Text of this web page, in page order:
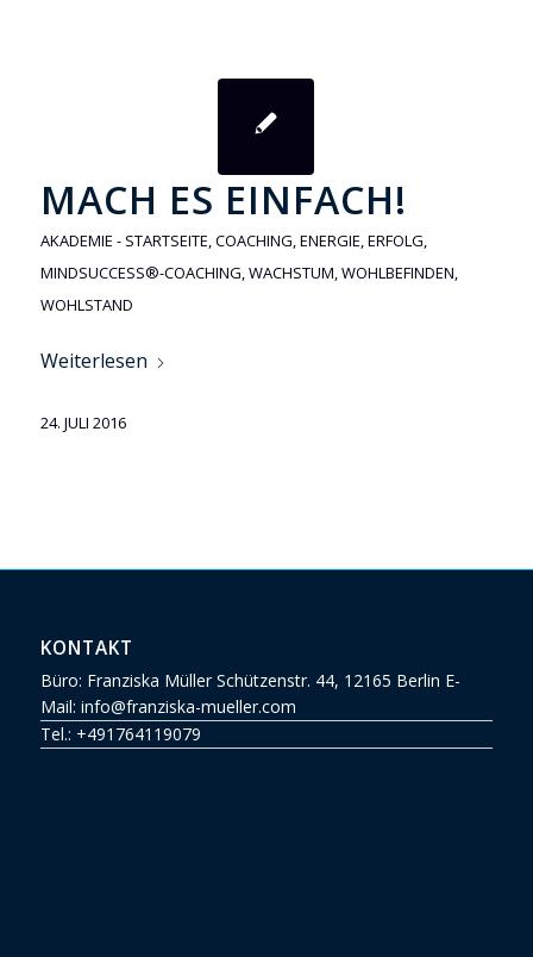
MACH ES EINFACH!
AKADEMIE - STARTSEITE,COACHING,ENERGIE,ERFOLG,
MINDSUCCESS®-COACHING,WACHSTUM,WOHLBEFINDEN,
WOHLSTAND
Weiterlesen
24. JULI 2016
KONTAKT
Büro: Franziska Müller Schützenstr. 44, 12165 Berlin E-
Mail: info@franziska-mueller.com
Tel.: +491764119079